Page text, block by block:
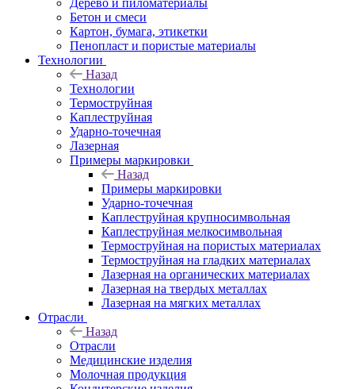
Дерево и пиломатериалы
Бетон и смеси
Картон, бумага, этикетки
Пенопласт и пористые материалы
Технологии
Назад
Технологии
Термоструйная
Каплеструйная
Ударно-точечная
Лазерная
Примеры маркировки
Назад
Примеры маркировки
Ударно-точечная
Каплеструйная крупносимвольная
Каплеструйная мелкосимвольная
Термоструйная на пористых материалах
Термоструйная на гладких материалах
Лазерная на органических материалах
Лазерная на твердых металлах
Лазерная на мягких металлах
Отрасли
Назад
Отрасли
Медицинские изделия
Молочная продукция